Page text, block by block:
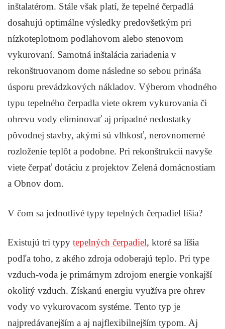
inštalatérom. Stále však platí, že tepelné čerpadlá
dosahujú optimálne výsledky predovšetkým pri
nízkoteplotnom podlahovom alebo stenovom
vykurovaní. Samotná inštalácia zariadenia v
rekonštruovanom dome následne so sebou prináša
úsporu prevádzkových nákladov. Výberom vhodného
typu tepelného čerpadla viete okrem vykurovania či
ohrevu vody eliminovať aj prípadné nedostatky
pôvodnej stavby, akými sú vlhkosť, nerovnomerné
rozloženie teplôt a podobne. Pri rekonštrukcii navyše
viete čerpať dotáciu z projektov Zelená domácnostiam
a Obnov dom.
V čom sa jednotlivé typy tepelných čerpadiel líšia?
Existujú tri typy tepelných čerpadiel, ktoré sa líšia
podľa toho, z akého zdroja odoberajú teplo. Pri type
vzduch-voda je primárnym zdrojom energie vonkajší
okolitý vzduch. Získanú energiu využíva pre ohrev
vody vo vykurovacom systéme. Tento typ je
najpredávanejším a aj najflexibilnejším typom. Aj